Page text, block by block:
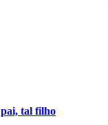
tal filho